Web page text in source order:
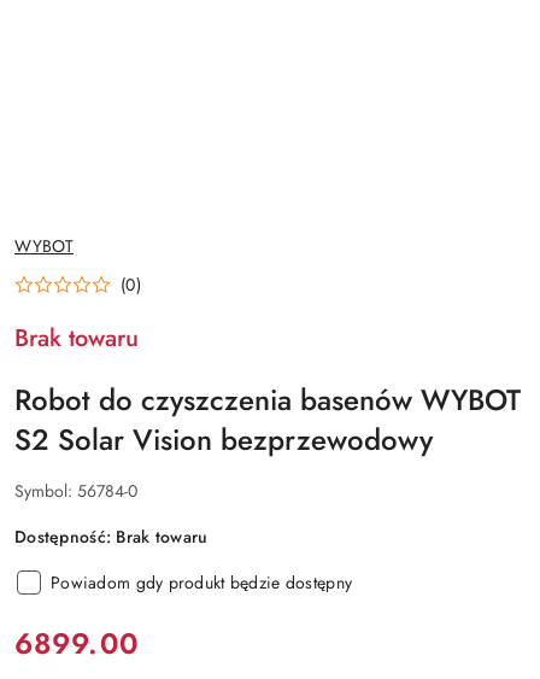
NAZWA
PRODUCENTA:
WYBOT
(0)
Brak towaru
Robot do czyszczenia basenów WYBOT
S2 Solar Vision bezprzewodowy
Symbol: 56784-0
Dostępność: Brak towaru
Powiadom gdy produkt będzie dostępny
cena:
6899.00